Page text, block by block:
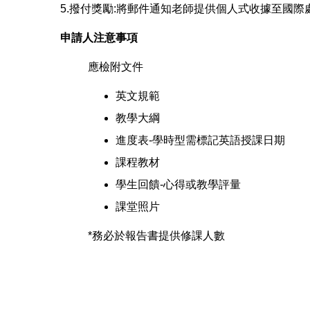
5.撥付獎勵:將郵件通知老師提供個人式收據至國際
申請人注意事項
應檢附文件
英文規範
教學大綱
進度表-學時型需標記英語授課日期
課程教材
學生回饋-心得或教學評量
課堂照片
*務必於報告書提供修課人數